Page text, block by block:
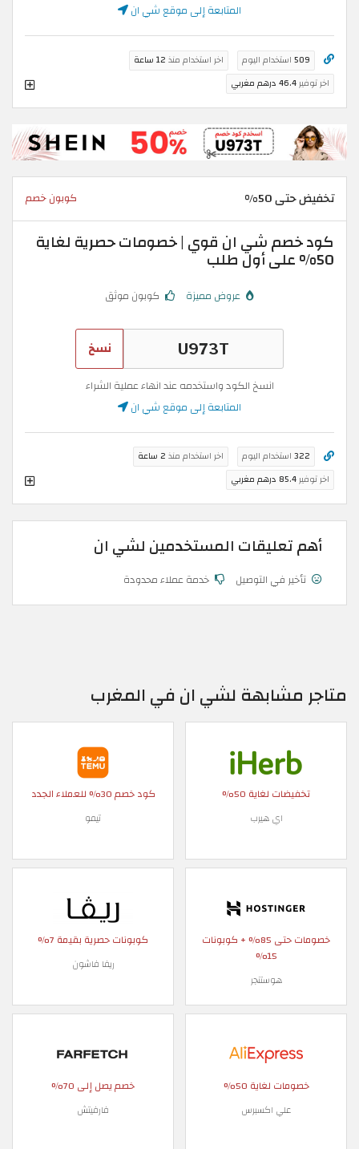
المتابعة إلى موقع شي ان
509 استخدام اليوم اخر استخدام منذ 12 ساعة
اخر توفير46.4 درهم مغربي
تخفيض حتى 50% كوبون خصم
كود خصم شي ان قوي | خصومات حصرية لغاية
50% على أول طلب
عروض مميزة كوبون موثق
نسخ
انسخ الكود واستخدمه عند انهاء عملية الشراء
المتابعة إلى موقع شي ان
322 استخدام اليوم اخر استخدام منذ 2 ساعة
اخر توفير85.4 درهم مغربي
أهم تعليقات المستخدمين لشي ان
تأخير في التوصيل خدمة عملاء محدودة
متاجر مشابهة لشي ان في المغرب
تخفيضات لغاية 50%
اي هيرب
كود خصم 30% للعملاء الجدد
تيمو
خصومات حتى 85% + كوبونات
15%
هوستنجر
كوبونات حصرية بقيمة 7%
ريفا فاشون
خصومات لغاية 50%
علي اكسبرس
خصم يصل إلى 70%
فارفيتش